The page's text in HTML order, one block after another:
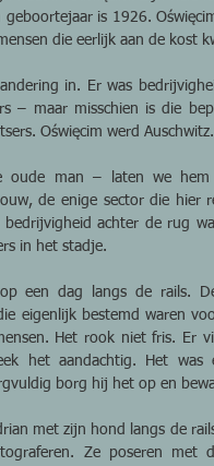
is 1926.
die eerlijk aan de kost
in. Er was
– maar misschien is die
Oświęcim werd Auschwitz.
oude man – laten we hem
de enige sector die hier
bedrijvigheid achter de rug
in het stadje.
een dag langs de rails.
eigenlijk bestemd waren
Het rook niet fris. Er
het aandachtig. Het was
borg hij het op en
met zijn hond langs de
Ze poseren met